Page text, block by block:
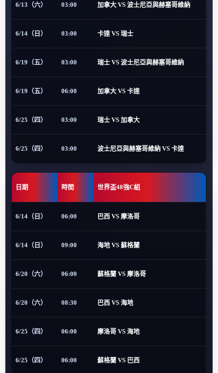
6/13（六） 03:00 加拿大 VS 波士尼亞與赫塞哥維納
6/14（日） 03:00 卡達 VS 瑞士
6/19（五） 03:00 瑞士 VS 波士尼亞與赫塞哥維納
6/19（五） 06:00 加拿大 VS 卡達
6/25（四） 03:00 瑞士 VS 加拿大
6/25（四） 03:00 波士尼亞與赫塞哥維納 VS 卡達
日期 時間 世界盃48強C組
6/14（日） 06:00 巴西 VS 摩洛哥
6/14（日） 09:00 海地 VS 蘇格蘭
6/20（六） 06:00 蘇格蘭 VS 摩洛哥
6/20（六） 08:30 巴西 VS 海地
6/25（四） 06:00 摩洛哥 VS 海地
6/25（四） 06:00 蘇格蘭 VS 巴西